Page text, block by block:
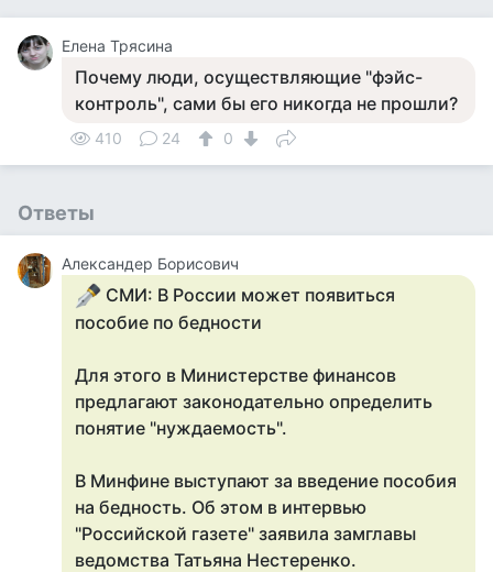
Елена Трясина
Почему люди, осуществляющие "фэйс-
контроль", сами бы его никогда не прошли?
410 24 0
Ответы
Александер Борисович
СМИ: В России может появиться
пособие по бедности
Для этого в Министерстве финансов
предлагают законодательно определить
понятие "нуждаемость".
В Минфине выступают за введение пособия
на бедность. Об этом в интервью
"Российской газете" заявила замглавы
ведомства Татьяна Нестеренко.